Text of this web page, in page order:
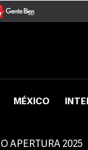
MÉXICO
APERTURA 2025